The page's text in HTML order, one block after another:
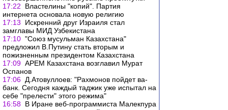
17:22
Властелины "копий". Партия
интернета основала новую религию
17:13
Искренний друг Израиля стал
замглавы МИД Узбекистана
17:10 "Союз мусульман Казахстана"
предложил В.Путину стать вторым и
пожизненным президентом Казахстана
17:09 АРЕМ Казахстана возглавил Мурат
Оспанов
17:06 Д.Атовуллоев: "Рахмонов пойдет ва-
банк. Сегодня каждый таджик уже испытал на
себе "прелести" этого режима"
16:58 В Иране веб-программиста Малекпура